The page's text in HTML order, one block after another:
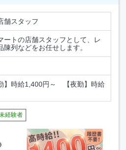
舗スタッフ
ートの店舗スタッフとして、レ
陳列などをお任せします。
】時給1,400円～ 【夜勤】時給
経験者